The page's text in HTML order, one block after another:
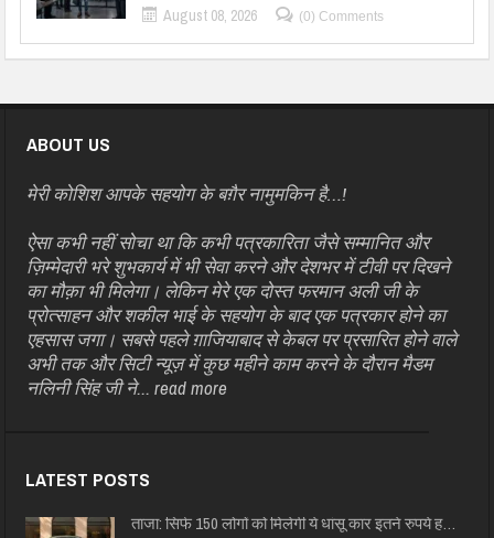
August 08, 2026 (0) Comments
ABOUT US
मेरी कोशिश आपके सहयोग के बग़ैर नामुमकिन है…!
ऐसा कभी नहीं सोचा था कि कभी पत्रकारिता जैसे सम्मानित और
ज़िम्मेदारी भरे शुभकार्य में भी सेवा करने और देशभर में टीवी पर दिखने
का मौक़ा भी मिलेगा। लेकिन मेरे एक दोस्त फरमान अली जी के
प्रोत्साहन और शकील भाई के सहयोग के बाद एक पत्रकार होने का
एहसास जगा। सबसे पहले ग़ाजियाबाद से केबल पर प्रसारित होने वाले
अभी तक और सिटी न्यूज़ में कुछ महीने काम करने के दौरान मैडम
नलिनी सिंह जी ने...read more
LATEST POSTS
ताजा: सिर्फ 150 लोगों को मिलेगी ये धांसू कार इतने रुपये ह…